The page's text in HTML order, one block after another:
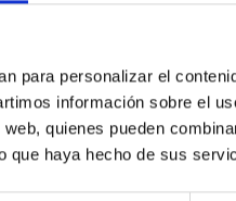
para personalizar el
información sobre el
quienes pueden
que haya hecho de sus
de forma